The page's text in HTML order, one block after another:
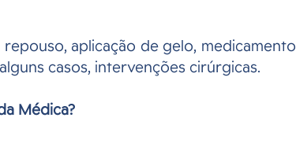
aplicação de gelo,
casos, intervenções cirúrgicas.
Médica?